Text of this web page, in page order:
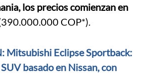
los precios comienzan en
COP*).
Mitsubishi Eclipse Sportback:
basado en Nissan, con